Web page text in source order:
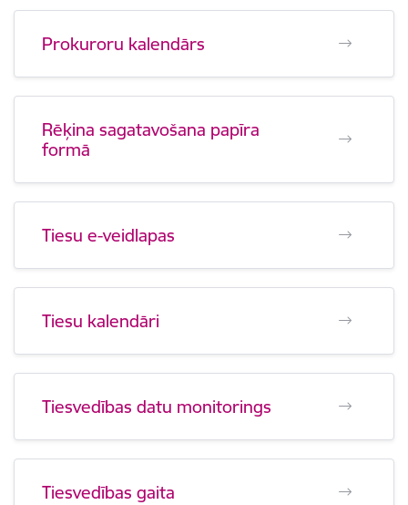
Prokuroru kalendārs
Rēķina sagatavošana papīra
formā
Tiesu e-veidlapas
Tiesu kalendāri
Tiesvedības datu monitorings
Tiesvedības gaita